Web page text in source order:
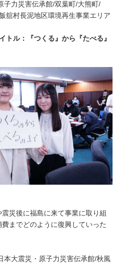
子力災害伝承館/双葉町/大熊町/
舘村長泥地区環境再生事業エリア
トル：『つくる』から『たべる』
災後に福島に来て事業に取り組
までどのように復興していった
本大震災・原子力災害伝承館/秋風